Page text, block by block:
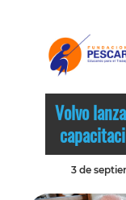
Volvo
3 de